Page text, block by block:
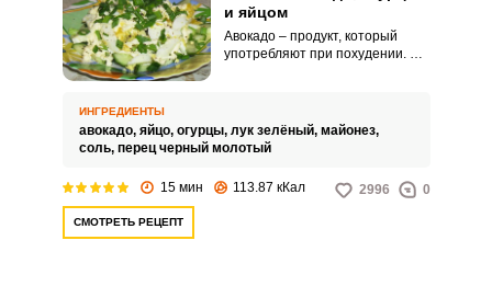
и яйцом
Авокадо – продукт, который
употребляют при похудении. Я
ИНГРЕДИЕНТЫ
авокадо, яйцо, огурцы, лук зелёный, майонез,
соль, перец черный молотый
15 мин 113.87 кКал 2996 0
СМОТРЕТЬ РЕЦЕПТ